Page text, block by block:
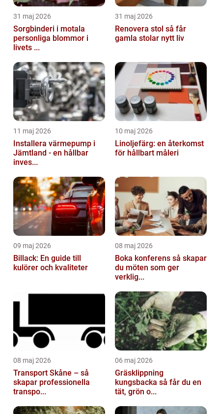
31 maj 2026
Sorgbinderi i motala
personliga blommor i
livets ...
31 maj 2026
Renovera stol så får
gamla stolar nytt liv
11 maj 2026
Installera värmepump i
Jämtland - en hållbar
inves...
10 maj 2026
Linoljefärg: en återkomst
för hållbart måleri
09 maj 2026
Billack: En guide till
kulörer och kvaliteter
08 maj 2026
Boka konferens så skapar
du möten som ger
verklig...
08 maj 2026
Transport Skåne – så
skapar professionella
transpo...
06 maj 2026
Gräsklippning
kungsbacka så får du en
tät, grön o...